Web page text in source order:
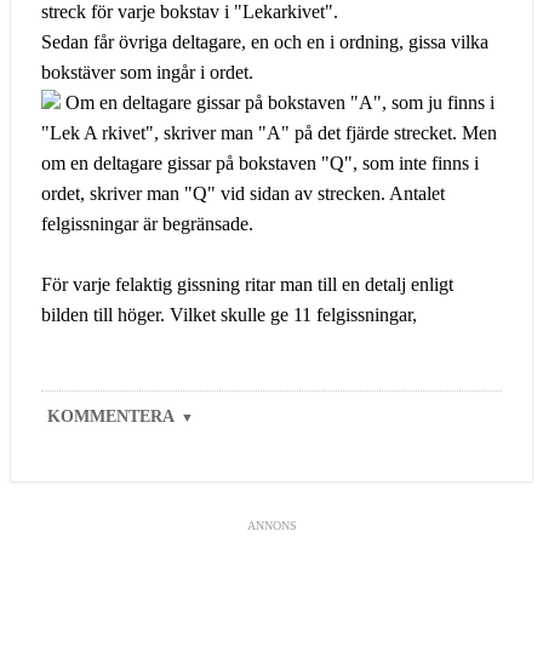
streck för varje bokstav i "Lekarkivet".
Sedan får övriga deltagare, en och en i ordning, gissa vilka
bokstäver som ingår i ordet.
Om en deltagare gissar på bokstaven "A", som ju finns i
"Lek A rkivet", skriver man "A" på det fjärde strecket. Men
om en deltagare gissar på bokstaven "Q", som inte finns i
ordet, skriver man "Q" vid sidan av strecken. Antalet
felgissningar är begränsade.
För varje felaktig gissning ritar man till en detalj enligt
bilden till höger. Vilket skulle ge 11 felgissningar,
KOMMENTERA ▼
ANNONS